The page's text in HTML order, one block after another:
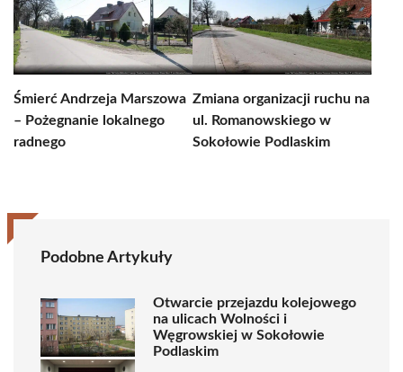
Śmierć Andrzeja Marszowa
– Pożegnanie lokalnego
radnego
Zmiana organizacji ruchu na
ul. Romanowskiego w
Sokołowie Podlaskim
Podobne Artykuły
Otwarcie przejazdu kolejowego
na ulicach Wolności i
Węgrowskiej w Sokołowie
Podlaskim